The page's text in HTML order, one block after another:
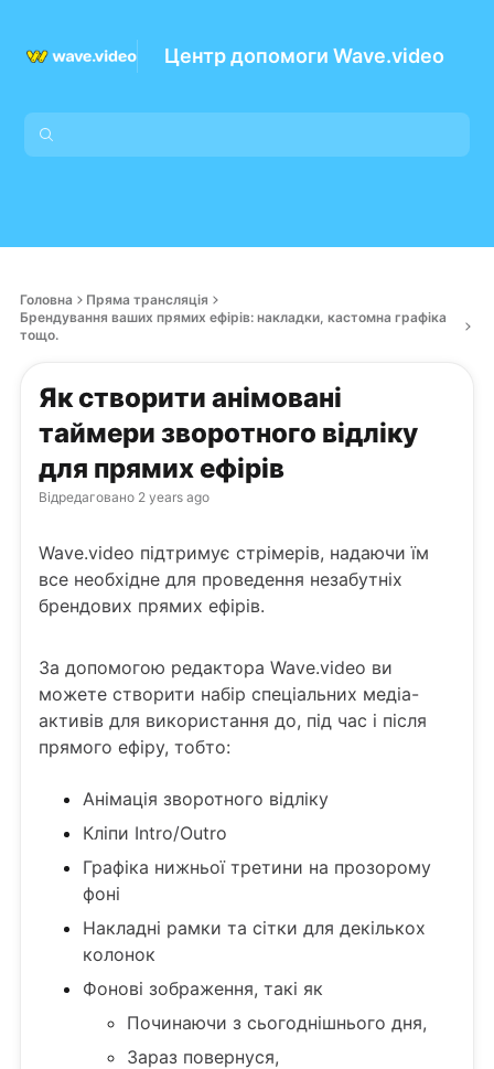
Центр допомоги Wave.video
Головна
Пряма трансляція
Брендування ваших прямих ефірів: накладки, кастомна графіка
тощо.
Як створити анімовані
таймери зворотного відліку
для прямих ефірів
Відредаговано 2 years ago
Wave.video підтримує стрімерів, надаючи їм
все необхідне для проведення незабутніх
брендових прямих ефірів.
За допомогою редактора Wave.video ви
можете створити набір спеціальних медіа-
активів для використання до, під час і після
прямого ефіру, тобто:
Анімація зворотного відліку
Кліпи Intro/Outro
Графіка нижньої третини на прозорому
фоні
Накладні рамки та сітки для декількох
колонок
Фонові зображення, такі як
Починаючи з сьогоднішнього дня,
Зараз повернуся,